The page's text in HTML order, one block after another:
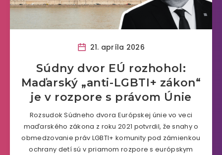
21. apríla 2026
Súdny dvor EÚ rozhohol:
Maďarský „anti-LGBTI+ zákon“
je v rozpore s právom Únie
Rozsudok Súdneho dvora Európskej únie vo veci
maďarského zákona z roku 2021 potvrdil, že snahy o
obmedzovanie práv LGBTI+ komunity pod zámienkou
ochrany detí sú v priamom rozpore s európskym